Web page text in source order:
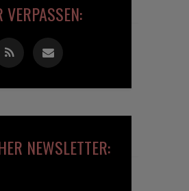
NEWSLETTER: